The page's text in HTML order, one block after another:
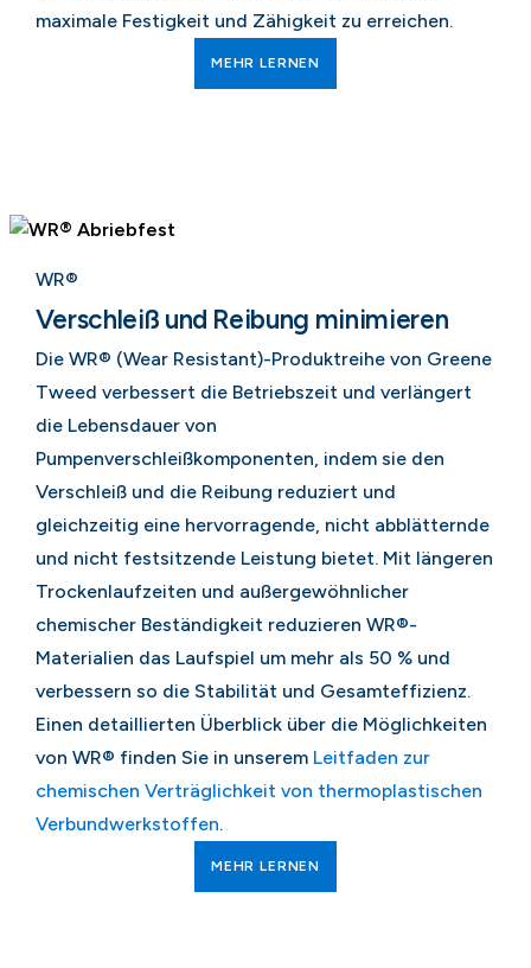
maximale Festigkeit und Zähigkeit zu erreichen.
MEHR LERNEN
WR®
Verschleiß und Reibung minimieren
Die WR® (Wear Resistant)-Produktreihe von Greene
Tweed verbessert die Betriebszeit und verlängert
die Lebensdauer von
Pumpenverschleißkomponenten, indem sie den
Verschleiß und die Reibung reduziert und
gleichzeitig eine hervorragende, nicht abblätternde
und nicht festsitzende Leistung bietet. Mit längeren
Trockenlaufzeiten und außergewöhnlicher
chemischer Beständigkeit reduzieren WR®-
Materialien das Laufspiel um mehr als 50 % und
verbessern so die Stabilität und Gesamteffizienz.
Einen detaillierten Überblick über die Möglichkeiten
von WR® finden Sie in unserem Leitfaden zur
chemischen Verträglichkeit von thermoplastischen
Verbundwerkstoffen.
MEHR LERNEN